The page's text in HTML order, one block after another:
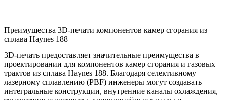
Преимущества 3D-печати компонентов камер сгорания из
сплава Haynes 188
3D-печать предоставляет значительные преимущества в
проектировании для компонентов камер сгорания и газовых
трактов из сплава Haynes 188. Благодаря селективному
лазерному сплавлению (PBF) инженеры могут создавать
интегральные конструкции, внутренние каналы охлаждения,